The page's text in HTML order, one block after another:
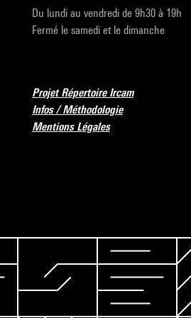
Du lundi au vendredi de 9h30 à 19h
Fermé le samedi et le dimanche
Projet Répertoire Ircam
Infos / Méthodologie
Mentions Légales